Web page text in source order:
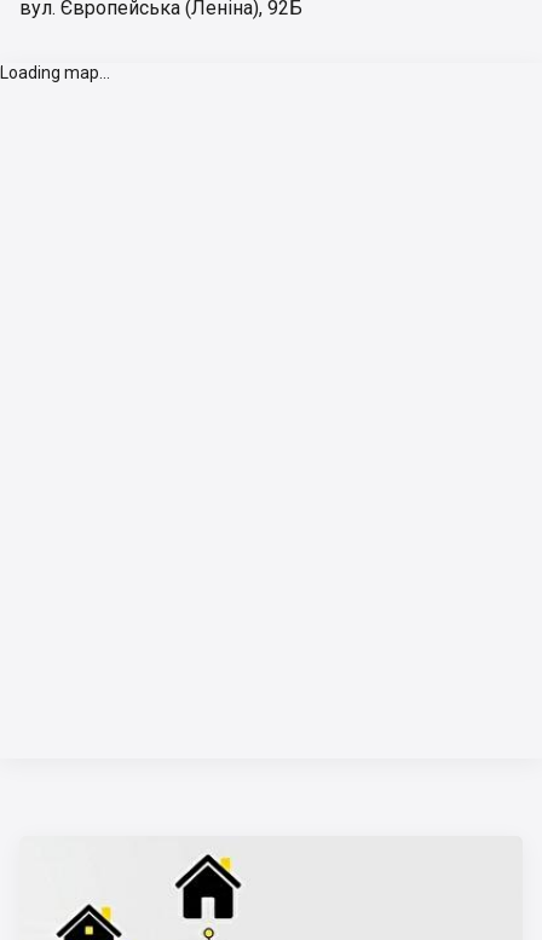
вул. Європейська (Леніна), 92Б
Loading map...